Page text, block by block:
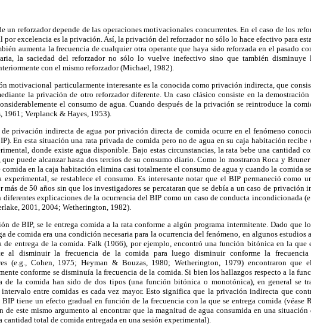
un reforzador depende de las operaciones motivacionales concurrentes. En el caso de los
por excelencia es la privación. Así, la privación del reforzador no sólo lo hace efectivo para
aumenta la frecuencia de cualquier otra operante que haya sido reforzada en el pasado
la saciedad del reforzador no sólo lo vuelve inefectivo sino que también disminuye
con el mismo reforzador (Michael, 1982).
motivacional particularmente interesante es la conocida como privación indirecta, que
la privación de otro reforzador diferente. Un caso clásico consiste en la
el consumo de agua. Cuando después de la privación se reintroduce la
1961; Verplanck & Hayes, 1953).
privación indirecta de agua por privación directa de comida ocurre en el fenómeno
En esta situación una rata privada de comida pero no de agua en su caja habitación
donde existe agua disponible. Bajo estas circunstancias, la rata bebe una cantidad
que puede alcanzar hasta dos tercios de su consumo diario. Como lo mostraron Roca y
en la caja habitación elimina casi totalmente el consumo de agua y cuando la comida
experimental, se restablece el consumo. Es interesante notar que el BIP permaneció como
más de 50 años sin que los investigadores se percataran que se debía a un caso de privación
diferentes explicaciones de la ocurrencia del BIP como un caso de conducta incondicionada
2001, 2004; Wetherington, 1982).
de BIP, se le entrega comida a la rata conforme a algún programa intermitente. Dado que
de comida era una condición necesaria para la ocurrencia del fenómeno, en algunos estudios
de entrega de la comida. Falk (1966), por ejemplo, encontró una función bitónica en la que
al disminuir la frecuencia de la comida para luego disminuir conforme la
(e.g., Cohen, 1975; Heyman & Bouzas, 1980; Wetherington, 1979) encontraron que
conforme se disminuía la frecuencia de la comida. Si bien los hallazgos respecto a la
de la comida han sido de dos tipos (una función bitónica o monotónica), en general se
entre comidas es cada vez mayor. Esto significa que la privación indirecta que
tiene un efecto gradual en función de la frecuencia con la que se entrega comida (véase
de este mismo argumento al encontrar que la magnitud de agua consumida en una
cantidad total de comida entregada en una sesión experimental).